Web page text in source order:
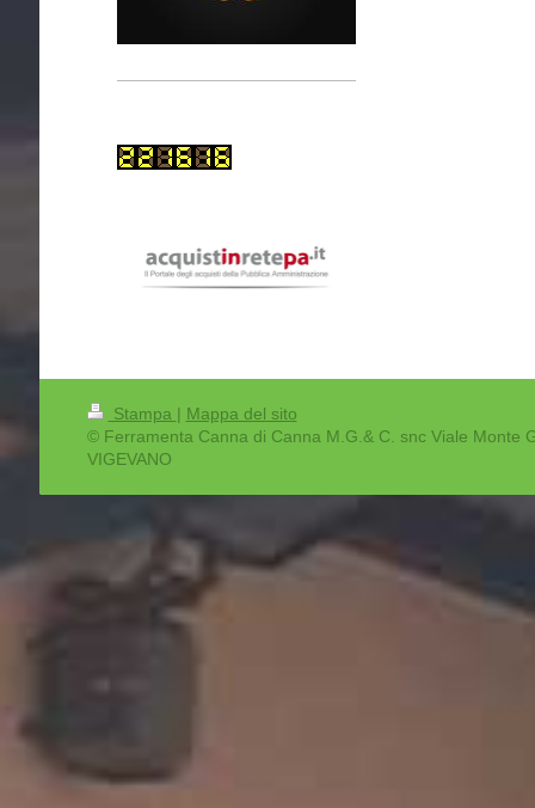
Stampa | Mappa del sito
© Ferramenta Canna di Canna M.G.& C. snc Viale Monte
VIGEVANO